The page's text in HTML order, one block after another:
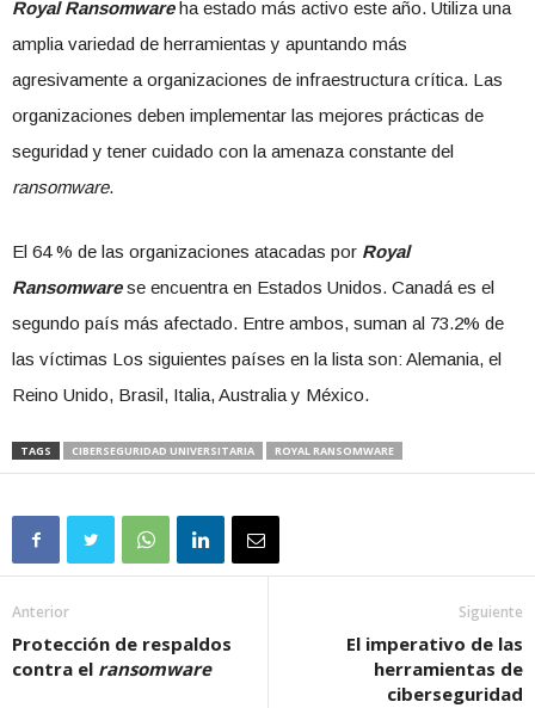
Royal Ransomwareha estado más activo este año. Utiliza una
amplia variedad de herramientas y apuntando más
agresivamente a organizaciones de infraestructura crítica. Las
organizaciones deben implementar las mejores prácticas de
seguridad y tener cuidado con la amenaza constante del
ransomware.
El 64 % de las organizaciones atacadas por Royal
Ransomwarese encuentra en Estados Unidos. Canadá es el
segundo país más afectado. Entre ambos, suman al 73.2% de
las víctimas Los siguientes países en la lista son: Alemania, el
Reino Unido, Brasil, Italia, Australia y México.
TAGS CIBERSEGURIDAD UNIVERSITARIA ROYAL RANSOMWARE
Anterior
Protección de respaldos
contra el ransomware
Siguiente
El imperativo de las
herramientas de
ciberseguridad